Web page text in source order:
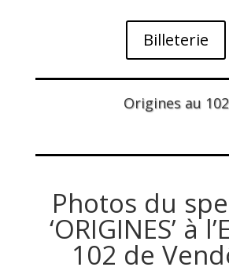
Billeterie
Origines au 102
Photos du
‘ORIGINES’ à
102 de